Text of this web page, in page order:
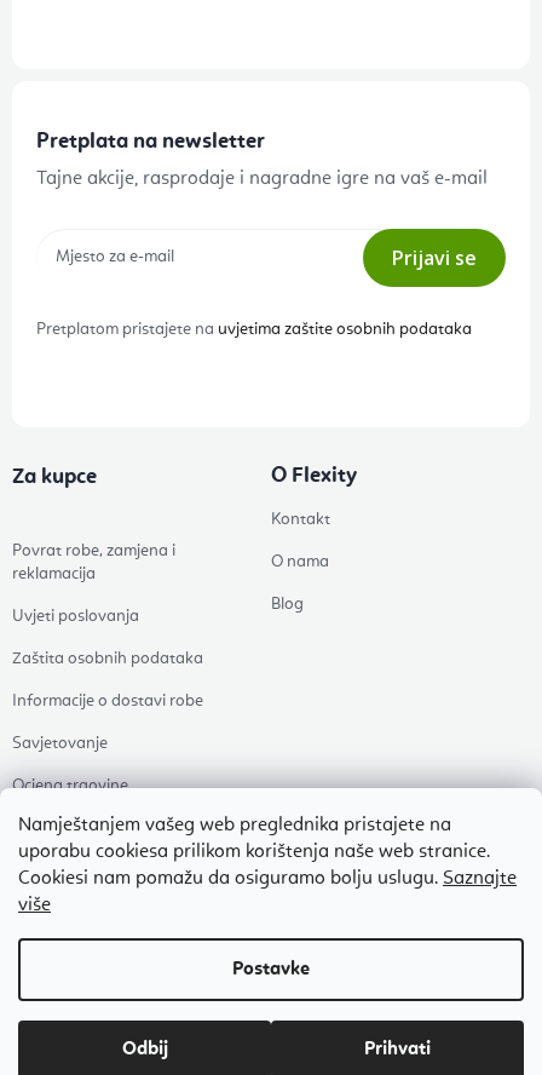
Namještanjem vašeg web preglednika pristajete na
uporabu cookiesa prilikom korištenja naše web stranice.
Cookiesi nam pomažu da osiguramo bolju uslugu. Saznajte
više
Odbij
Pretplata na newsletter
Tajne akcije, rasprodaje i nagradne igre na vaš e-mail
Prijavi se
Pretplatom pristajete na uvjetima zaštite osobnih podataka
Za kupce
Povrat robe, zamjena i
reklamacija
Uvjeti poslovanja
Zaštita osobnih podataka
Informacije o dostavi robe
Savjetovanje
Ocjena trgovine
O Flexity
Kontakt
O nama
Blog
Kategorie
Odjeća za jogu
Prostirke za jogu
Zdravlje
Teme
Ljekovita glazba i glazbena
terapija
Sve teme